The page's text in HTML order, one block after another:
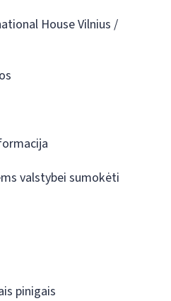
House Vilnius /
valstybei sumokėti
pinigais